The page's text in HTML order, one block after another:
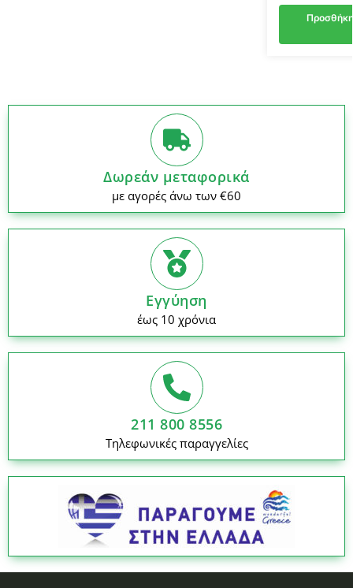
Δωρεάν μεταφορικά
με αγορές άνω των €60
Εγγύηση
έως 10 χρόνια
211 800 8556
Τηλεφωνικές παραγγελίες